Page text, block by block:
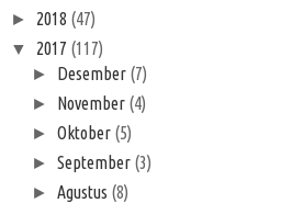
► 2018 (47)
▼ 2017 (117)
► Desember (7)
► November (4)
►Oktober (5)
►September (3)
►Agustus (8)